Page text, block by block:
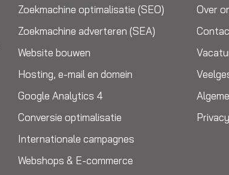
Zoekmachine optimalisatie (SEO)
Zoekmachine adverteren (SEA)
Website bouwen
Hosting, e-mail en domein
Google Analytics 4
Conversie optimalisatie
Internationale campagnes
Webshops & E-commerce
Over